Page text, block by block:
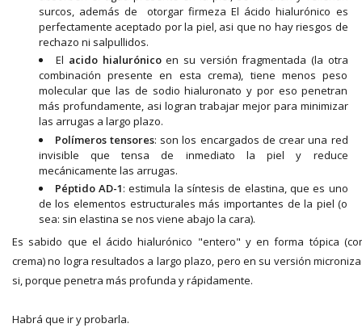
surcos, además de otorgar firmeza El ácido hialurónico es
perfectamente aceptado por la piel, asi que no hay riesgos de
rechazo ni salpullidos.
El acido hialurónicoen su versión fragmentada (la otra
combinación presente en esta crema), tiene menos peso
molecular que las de sodio hialuronato y por eso penetran
más profundamente, asi logran trabajar mejor para minimizar
las arrugas a largo plazo.
Polímeros tensores: son los encargados de crear una red
invisible que tensa de inmediato la piel y reduce
mecánicamente las arrugas.
Péptido AD-1: estimula la síntesis de elastina, que es uno
de los elementos estructurales más importantes de la piel (o
sea: sin elastina se nos viene abajo la cara).
Es sabido que el ácido hialurónico "entero" y en forma tópica
crema) no logra resultados a largo plazo, pero en su versión
si, porque penetra más profunda y rápidamente.
Habrá que ir y probarla.